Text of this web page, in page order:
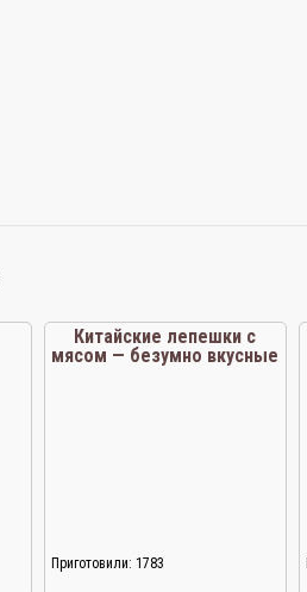
Китайские лепешки с
мясом — безумно вкусные
Приготовили: 1783